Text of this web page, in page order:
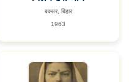
बक्सर, बिहार
1963